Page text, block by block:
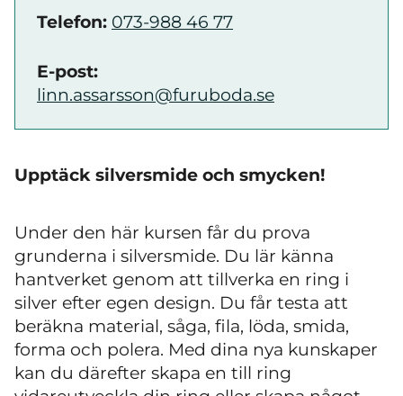
Telefon: 073-988 46 77
E-post:
linn.assarsson@furuboda.se
Upptäck silversmide och smycken!
Under den här kursen får du prova
grunderna i silversmide. Du lär känna
hantverket genom att tillverka en ring i
silver efter egen design. Du får testa att
beräkna material, såga, fila, löda, smida,
forma och polera. Med dina nya kunskaper
kan du därefter skapa en till ring